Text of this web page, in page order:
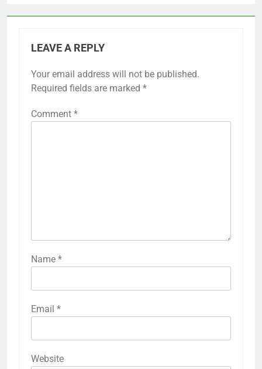
LEAVE A REPLY
Your email address will not be published.
Required fields are marked *
Comment *
Name *
Email *
Website